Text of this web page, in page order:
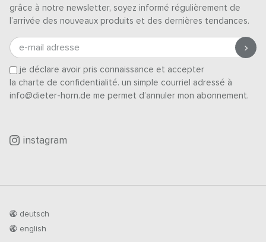
grâce à notre newsletter, soyez informé régulièrement de
l’arrivée des nouveaux produits et des dernières tendances.
e-mail adresse
je déclare avoir pris connaissance et accepter
la charte de confidentialité. un simple courriel adressé à
info@dieter-horn.de me permet d’annuler mon abonnement.
instagram
deutsch
english